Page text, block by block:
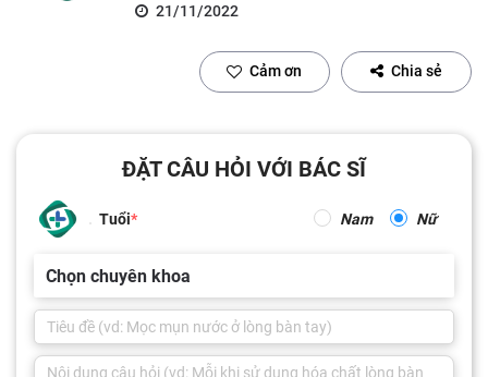
21/11/2022
Cảm ơn Chia sẻ
ĐẶT CÂU HỎI VỚI BÁC SĨ
Tuổi Nam Nữ
Chọn chuyên khoa